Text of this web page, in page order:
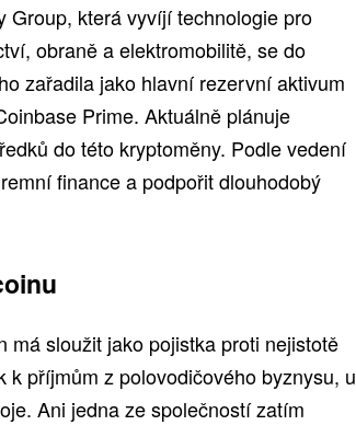
Group, která vyvíjí technologie pro
obraně a elektromobilitě, se do
zařadila jako hlavní rezervní aktivum
Prime. Aktuálně plánuje
do této kryptoměny. Podle vedení
finance a podpořit dlouhodobý
sloužit jako pojistka proti nejistotě
příjmům z polovodičového byznysu, u
Ani jedna ze společností zatím